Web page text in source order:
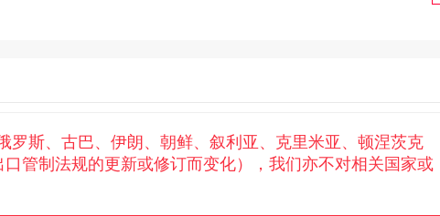
罗斯、古巴、伊朗、朝鲜、叙利亚、克里米亚、顿涅茨克
管制法规的更新或修订而变化），我们亦不对相关国家或